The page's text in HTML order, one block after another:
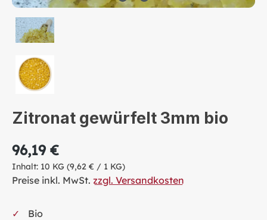
Zitronat gewürfelt 3mm bio
96,19 €
Inhalt: 10 KG (9,62 € / 1 KG)
Preise inkl. MwSt. zzgl. Versandkosten
Bio